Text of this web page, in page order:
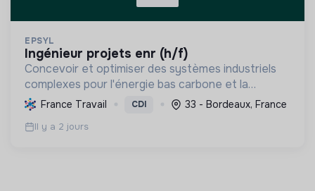
EPSYL
ingénieur projets enr (h/f)
Concevoir et optimiser des systèmes industriels
complexes pour l'énergie bas carbone et la
mobilité durable, en s'appuyant sur l'innovation et
une démarche RSE.
France Travail CDI 33 - Bordeaux, France
Il y a 2 jours